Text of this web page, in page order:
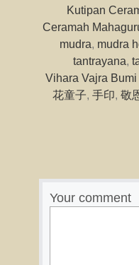
Kutipan
Ceramah
mudra, mudra
tantrayana,
Vihara Vajra
花童子, 手印, 敬
Your comment